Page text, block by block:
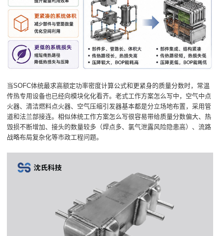
当SOFC体统最求高额定功率密度计算公式和更紧身的质量分数时，常温
传热专用设备也已经向模块化化看齐。老式工作方案怎么写中，空气中点
火器、清洁燃料点火器、空气压缩引发器基本都是分立场地布置，采用管
道和法兰部接连。相似体统工作方案怎么写很容易带给质量分数偏大、热
毁损不断增加、接头的数量较多（焊点多、氯气泄露风险隐患高）、流路
战略布局复杂化等市政工程问题。